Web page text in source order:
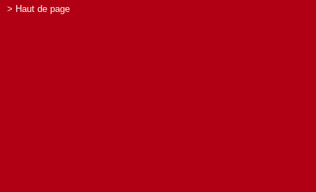
> Haut de page